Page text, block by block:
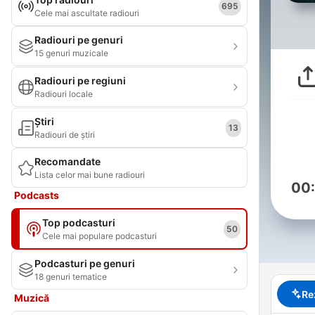
Cele mai ascultate radiouri
695
Radiouri pe genuri
15 genuri muzicale
Radiouri pe regiuni
Radiouri locale
Știri
Radiouri de știri
13
Recomandate
Lista celor mai bune radiouri
Podcasts
Top podcasturi
Cele mai populare podcasturi
50
Podcasturi pe genuri
18 genuri tematice
Muzică